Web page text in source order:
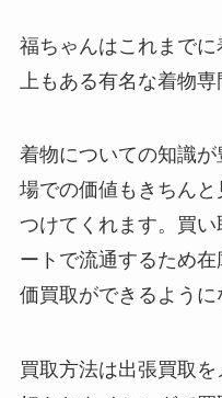
福ちゃんはこれまで
上もある有名な着物専
着物についての知識
場での価値もきちん
つけてくれます。買
ートで流通するため
価買取ができるように
買取方法は出張買取